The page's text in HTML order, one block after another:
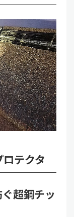
テクタ
超鋼チッ